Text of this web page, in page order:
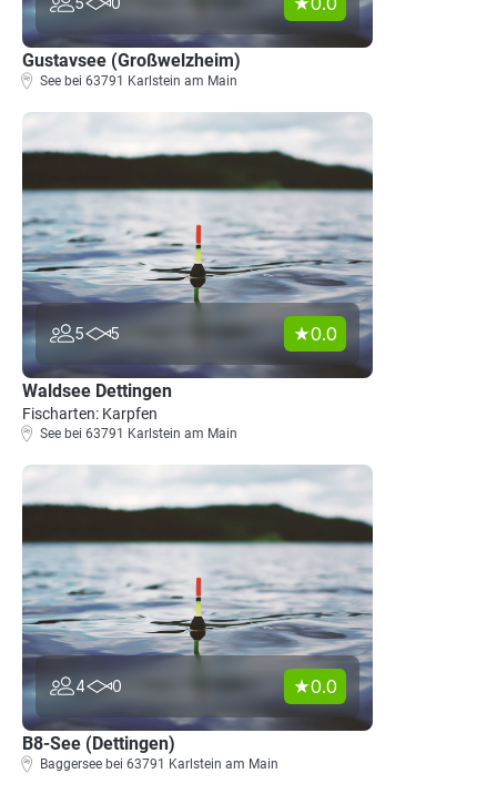
Gustavsee (Großwelzheim)
See bei 63791 Karlstein am Main
5 5 0.0
Waldsee Dettingen
Fischarten: Karpfen
See bei 63791 Karlstein am Main
4 0 0.0
B8-See (Dettingen)
Baggersee bei 63791 Karlstein am Main